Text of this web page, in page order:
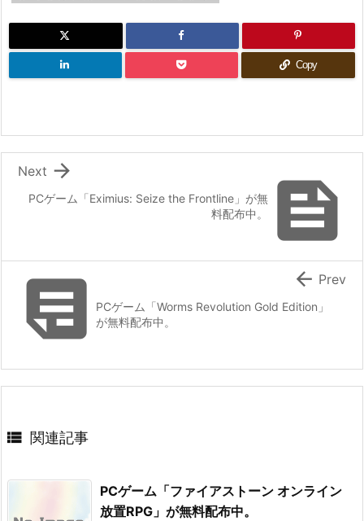
Copy

PCゲーム「Eximius: Seize the Frontline」が無
料配布中。

Next
PCゲーム「Worms Revolution Gold Edition」
が無料配布中。
 Prev
 関連記事
PCゲーム「ファイアストーン オンライン
放置RPG」が無料配布中。